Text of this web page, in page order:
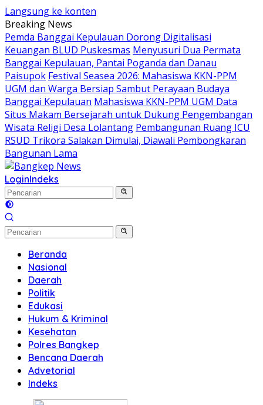
Langsung ke konten
Breaking News
Pemda Banggai Kepulauan Dorong Digitalisasi
Keuangan BLUD Puskesmas Menyusuri Dua Permata
Banggai Kepulauan, Pantai Poganda dan Danau
Paisupok Festival Seasea 2026: Mahasiswa KKN-PPM
UGM dan Warga Bersiap Sambut Perayaan Budaya
Banggai Kepulauan Mahasiswa KKN-PPM UGM Data
Situs Makam Bersejarah untuk Dukung Pengembangan
Wisata Religi Desa Lolantang Pembangunan Ruang ICU
RSUD Trikora Salakan Dimulai, Diawali Pembongkaran
Bangunan Lama
LoginIndeks
Beranda
Nasional
Daerah
Politik
Edukasi
Hukum & Kriminal
Kesehatan
Polres Bangkep
Bencana Daerah
Advetorial
Indeks